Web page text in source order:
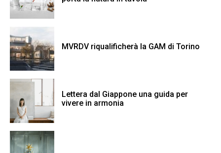
MVRDV riqualificherà la GAM di Torino
Lettera dal Giappone una guida per
vivere in armonia